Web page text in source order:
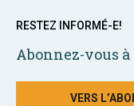
RESTEZ INFORMÉ-E!
Abonnez-vous
VERS